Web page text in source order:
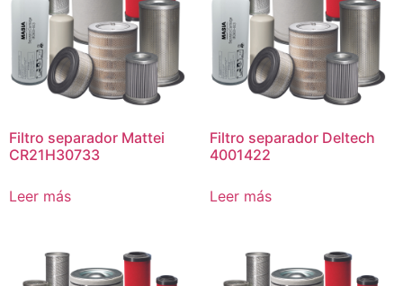
Filtro separador Mattei
CR21H30733
Leer más
Filtro separador Deltech
4001422
Leer más